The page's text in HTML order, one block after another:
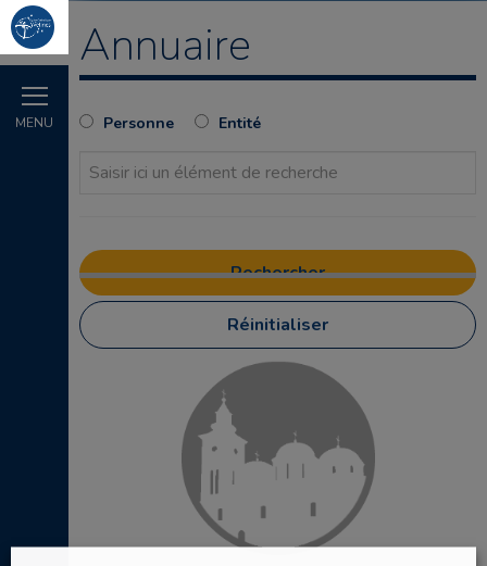
MENU
Annuaire
Personne Entité
Réinitialiser